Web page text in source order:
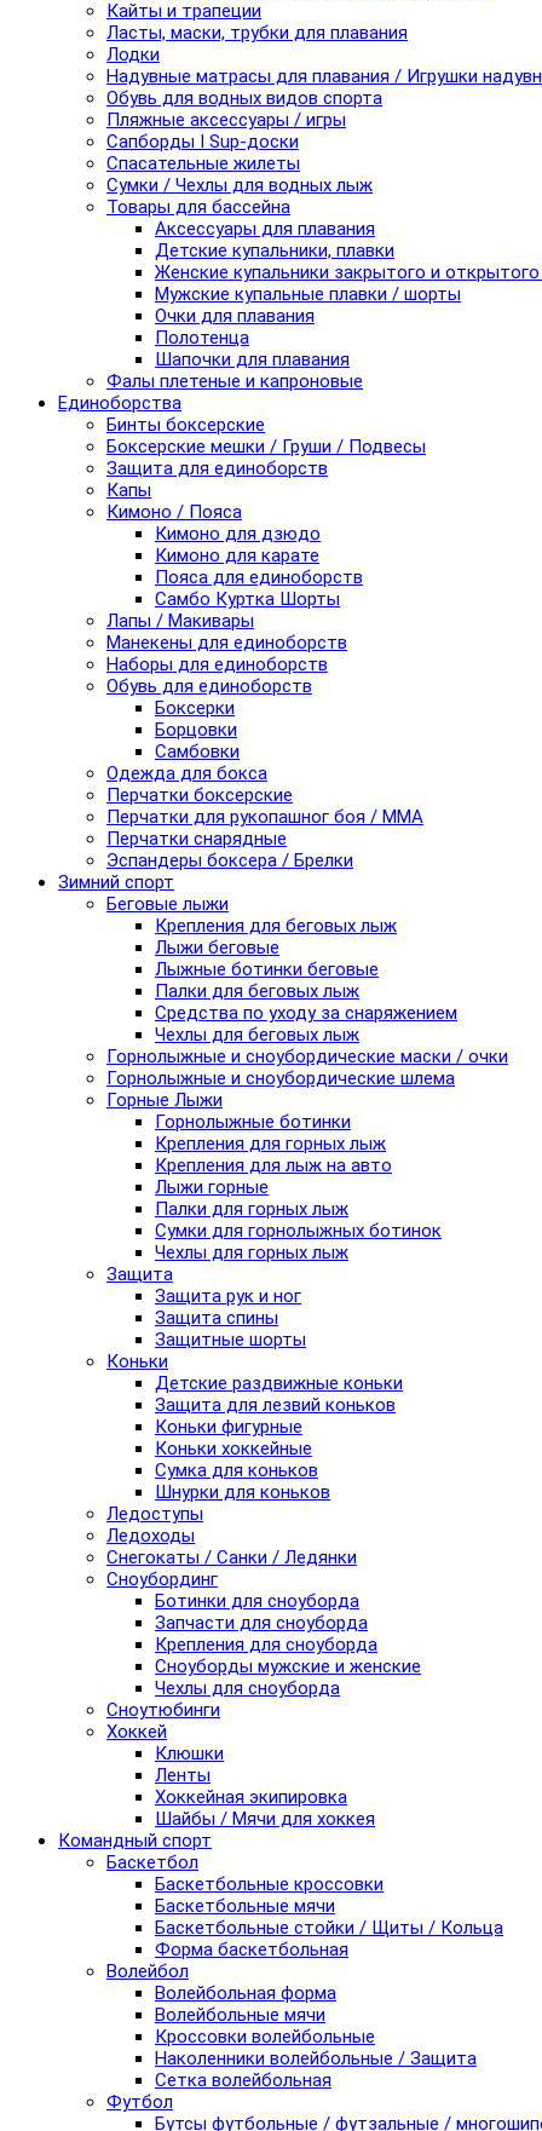
Кайты и трапеции
Ласты, маски, трубки для плавания
Лодки
Надувные матрасы для плавания / Игрушки
Обувь для водных видов спорта
Пляжные аксессуары / игры
Сапборды I Sup-доски
Спасательные жилеты
Сумки / Чехлы для водных лыж
Товары для бассейна
Аксессуары для плавания
Детские купальники, плавки
Женские купальники закрытого и
Мужские купальные плавки / шорты
Очки для плавания
Полотенца
Шапочки для плавания
Фалы плетеные и капроновые
Единоборства
Бинты боксерские
Боксерские мешки / Груши / Подвесы
Защита для единоборств
Капы
Кимоно / Пояса
Кимоно для дзюдо
Кимоно для карате
Пояса для единоборств
Самбо Куртка Шорты
Лапы / Макивары
Манекены для единоборств
Наборы для единоборств
Обувь для единоборств
Боксерки
Борцовки
Самбовки
Одежда для бокса
Перчатки боксерские
Перчатки для рукопашног боя / ММА
Перчатки снарядные
Эспандеры боксера / Брелки
Зимний спорт
Беговые лыжи
Крепления для беговых лыж
Лыжи беговые
Лыжные ботинки беговые
Палки для беговых лыж
Средства по уходу за снаряжением
Чехлы для беговых лыж
Горнолыжные и сноубордические маски / очки
Горнолыжные и сноубордические шлема
Горные Лыжи
Горнолыжные ботинки
Крепления для горных лыж
Крепления для лыж на авто
Лыжи горные
Палки для горных лыж
Сумки для горнолыжных ботинок
Чехлы для горных лыж
Защита
Защита рук и ног
Защита спины
Защитные шорты
Коньки
Детские раздвижные коньки
Защита для лезвий коньков
Коньки фигурные
Коньки хоккейные
Сумка для коньков
Шнурки для коньков
Ледоступы
Ледоходы
Снегокаты / Санки / Ледянки
Сноубординг
Ботинки для сноуборда
Запчасти для сноуборда
Крепления для сноуборда
Сноуборды мужские и женские
Чехлы для сноуборда
Сноутюбинги
Хоккей
Клюшки
Ленты
Хоккейная экипировка
Шайбы / Мячи для хоккея
Командный спорт
Баскетбол
Баскетбольные кроссовки
Баскетбольные мячи
Баскетбольные стойки / Щиты / Кольца
Форма баскетбольная
Волейбол
Волейбольная форма
Волейбольные мячи
Кроссовки волейбольные
Наколенники волейбольные / Защита
Сетка волейбольная
Футбол
Бутсы футбольные / футзальные /